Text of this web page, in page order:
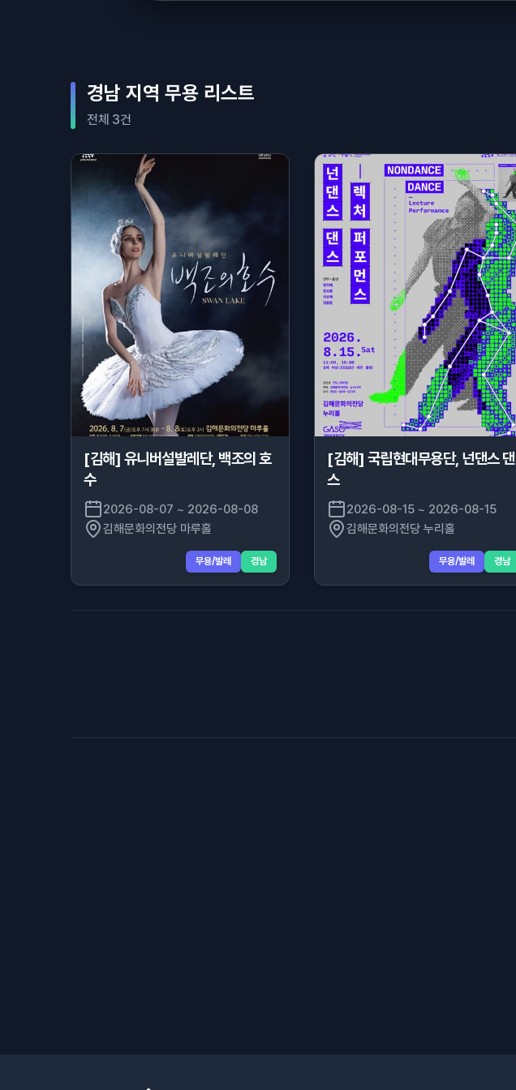
경남 지역 무용 리스트
전체 3건
[김해] 유니버설발레단, 백조의 호
수
2026-08-07 ~ 2026-08-08
김해문화의전당 마루홀
무용/발레 경남
[김해] 국립현대무용단, 넌댄스 댄
스
2026-08-15 ~ 2026-08-15
김해문화의전당 누리홀
무용/발레 경남